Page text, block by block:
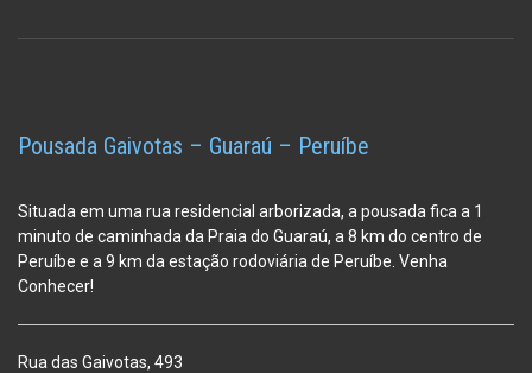
Pousada Gaivotas – Guaraú – Peruíbe
Situada em uma rua residencial arborizada, a pousada fica a 1
minuto de caminhada da Praia do Guaraú, a 8 km do centro de
Peruíbe e a 9 km da estação rodoviária de Peruíbe. Venha
Conhecer!
Rua das Gaivotas, 493